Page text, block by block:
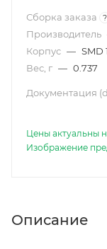
Сборка заказа ?
Производитель
Корпус — SMD
Вес, г — 0.737
Документация
Цены актуальны
Изображение
Описание